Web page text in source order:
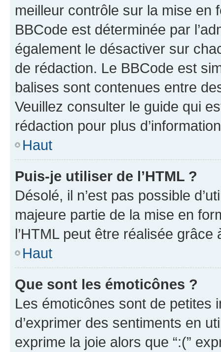
meilleur contrôle sur la mise en
BBCode est déterminée par
également le désactiver sur
de rédaction. Le BBCode est
balises sont contenues entre
Veuillez consulter le guide qui
rédaction pour plus
Haut
Puis-je utiliser de l’HTML ?
Désolé, il n’est pas possible
majeure partie de la mise en
l’HTML peut être réalisée grâce
Haut
Que sont les émoticônes ?
Les émoticônes sont de petites
d’exprimer des sentiments en
exprime la joie alors que “:(”